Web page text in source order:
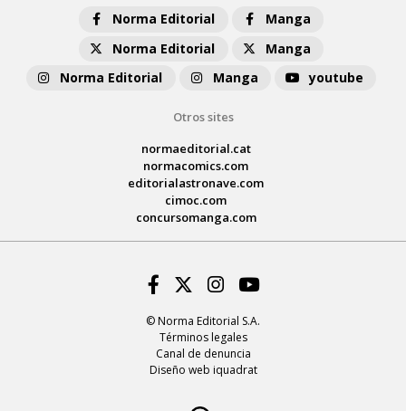
Norma Editorial
Manga
Norma Editorial
Manga
Norma Editorial
Manga youtube
Otros sites
normaeditorial.cat
normacomics.com
editorialastronave.com
cimoc.com
concursomanga.com
© Norma Editorial S.A.
Términos legales
Canal de denuncia
Diseño web iquadrat
Facebook
Twitter
Instagram
Youtube